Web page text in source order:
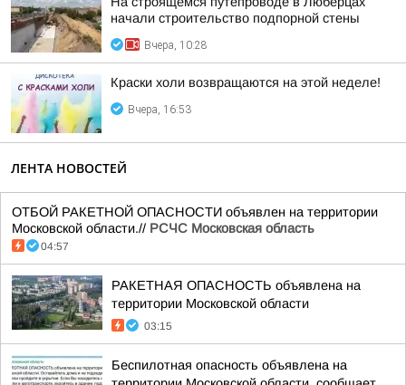
начали строительство подпорной стены
Вчера, 10:28
Краски холи возвращаются на этой неделе!
Вчера, 16:53
ЛЕНТА НОВОСТЕЙ
ОТБОЙ РАКЕТНОЙ ОПАСНОСТИ объявлен на территории
Московской области.// РСЧС Московская область
04:57
РАКЕТНАЯ ОПАСНОСТЬ объявлена на
территории Московской области
03:15
Беспилотная опасность объявлена на